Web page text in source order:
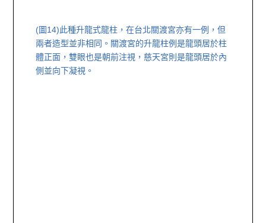
(圖14)此種升龍式龍柱，在台北關渡宮亦有一例，但
兩者造型並非相同。關渡宮的升龍柱例是龍頭居於柱
體正面，雙眼也是朝前注視，慈天宮則是龍頭居於內
側並向下凝視。